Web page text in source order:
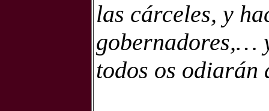
las cárceles, y
gobernadores,…
todos os odiarán